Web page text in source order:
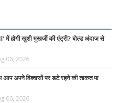
में होगी खुशी मुखर्जी की एंट्री? बोल्ड अंदाज से
06, 2026
अपने विश्वासों पर डटे रहने की ताकत पा
06, 2026